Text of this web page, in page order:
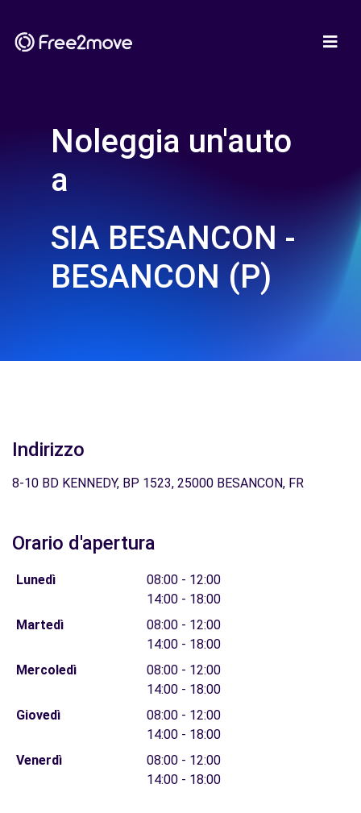
Noleggia un'auto
a
SIA BESANCON -
BESANCON (P)
Indirizzo
8-10 BD KENNEDY, BP 1523, 25000 BESANCON, FR
Orario d'apertura
Lunedì
08:00 - 12:00
14:00 - 18:00
Martedì
08:00 - 12:00
14:00 - 18:00
Mercoledì
08:00 - 12:00
14:00 - 18:00
Giovedì
08:00 - 12:00
14:00 - 18:00
Venerdì
08:00 - 12:00
14:00 - 18:00